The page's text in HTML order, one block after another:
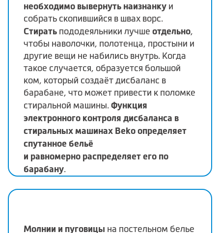
необходимо вывернуть наизнанку и
собрать скопившийся в швах ворс.
Стирать пододеяльники лучше отдельно,
чтобы наволочки, полотенца, простыни и
другие вещи не набились внутрь. Когда
такое случается, образуется большой
ком, который создаёт дисбаланс в
барабане, что может привести к поломке
стиральной машины. Функция
электронного контроля дисбаланса в
стиральных машинах Beko определяет
спутанное бельё
и равномерно распределяет его по
барабану.
Молнии и пуговицы на постельном белье